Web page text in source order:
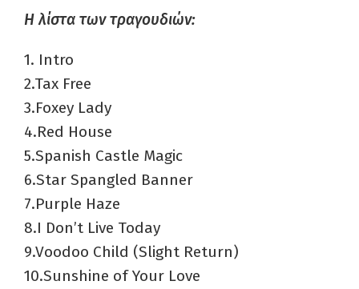
Η λίστα των τραγουδιών:
1. Intro
2.Tax Free
3.Foxey Lady
4.Red House
5.Spanish Castle Magic
6.Star Spangled Banner
7.Purple Haze
8.I Don’t Live Today
9.Voodoo Child (Slight Return)
10.Sunshine of Your Love